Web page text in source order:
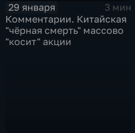
29 января
3 мин
Комментарии. Китайская
"чёрная смерть" массово
"косит" акции